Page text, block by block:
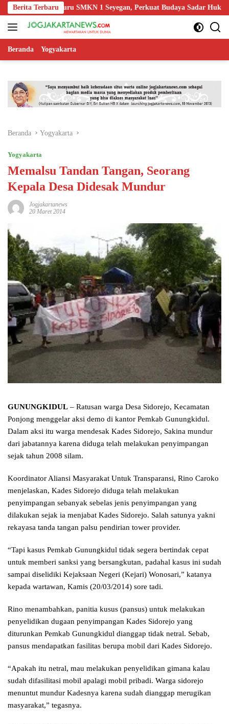
Langsung
ke
konten
Berita Terbaru
Guru SMKN 1 Seyegan, Perkuat Budaya Sadar Hukum di
Beranda Yogyakarta
Beranda Yogyakarta
Yogyakarta
Memalsu Tandan Tangan, Seorang
Kepala Desa Didesak Mundur
Jogjakartanews
20 Maret 2014
GUNUNGKIDUL – Ratusan warga Desa Sidorejo, Kecamatan
Ponjong menggelar aksi demo di kantor Pemkab Gunungkidul.
Dalam aksi itu warga mendesak Kades Sidorejo, Sakina mundur
dari jabatannya karena diduga telah melakukan penyimpangan
sejak tahun 2008 silam.
Koordinator Aliansi Masyarakat Untuk Transparansi, Rino Caroko
menjelaskan, Kades Sidorejo diduga telah melakukan
penyimpangan sebanyak sebelas jenis penyimpangan yang
dilakukan sejak ia menjabat Kades Sidorejo. Salah satunya yakni
rekayasa tanda tangan palsu pendirian tower provider.
“Tapi kasus Pemkab Gunungkidul tidak segera bertindak cepat
untuk memberi sanksi yang bersangkutan, padahal kasus ini sudah
sampai diselidiki Kejaksaan Negeri (Kejari) Wonosari,” katanya
kepada wartawan, Kamis (20/03/2014) sore tadi.
Rino menambahkan, panitia kusus (pansus) untuk melakukan
penyelidikan dugaan penyimpangan Kades Sidorejo yang
diturunkan Pemkab Gunungkidul dianggap tidak netral. Sebab,
pansus mendapatkan fasilitas berupa mobil dari Kades Sidorejo.
“Apakah itu netral, mau melakukan penyelidikan gimana kalau
sudah difasilitasi mobil apalagi mobil pribadi. Warga sidorejo
menuntut mundur Kadesnya karena sudah dianggap merugikan
masyarakat,” tegasnya.